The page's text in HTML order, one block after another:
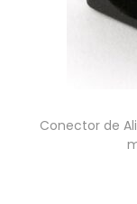
Conector de